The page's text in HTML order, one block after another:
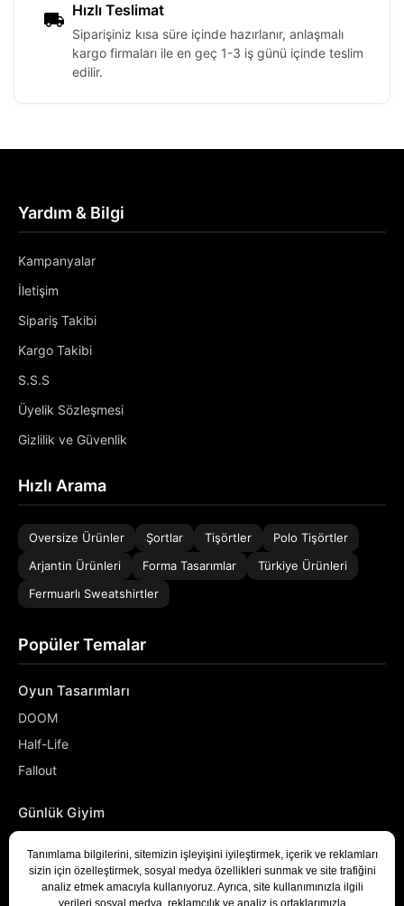
Hızlı Teslimat
Siparişiniz kısa süre içinde hazırlanır, anlaşmalı
kargo firmaları ile en geç 1-3 iş günü içinde teslim
edilir.
Yardım & Bilgi
Kampanyalar
İletişim
Sipariş Takibi
Kargo Takibi
S.S.S
Üyelik Sözleşmesi
Gizlilik ve Güvenlik
Hızlı Arama
Oversize Ürünler Şortlar Tişörtler
Polo Tişörtler
Arjantin Ürünleri
Forma Tasarımlar
Türkiye Ürünleri
Fermuarlı Sweatshirtler
Popüler Temalar
Oyun Tasarımları
DOOM
Half-Life
Fallout
Günlük Giyim
Denizci
Developer